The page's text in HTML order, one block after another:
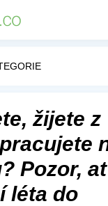
žijete z
Pozor,
léta do